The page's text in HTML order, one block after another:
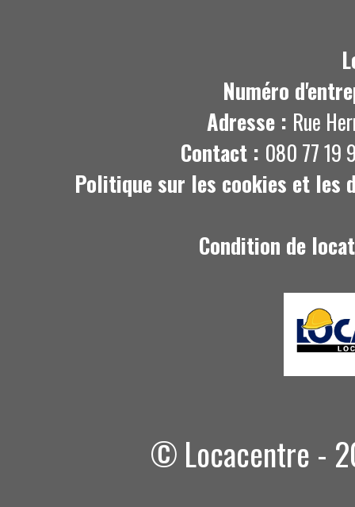
Numéro
Adresse : Rue
Contact : 080 77 19
Politique sur les cookies et les
Condition de
© Locacentre -